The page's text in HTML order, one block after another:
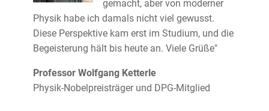
gemacht, aber von moderner
Physik habe ich damals nicht viel gewusst.
Diese Perspektive kam erst im Studium, und die
Begeisterung hält bis heute an. Viele Grüße"
Professor Wolfgang Ketterle
Physik-Nobelpreisträger und DPG-Mitglied